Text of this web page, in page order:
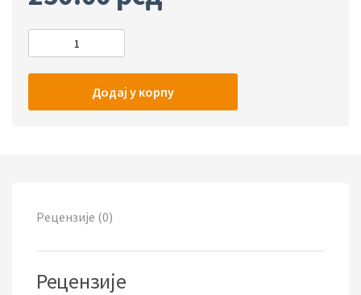
Додај у корпу
Рецензије (0)
Рецензије